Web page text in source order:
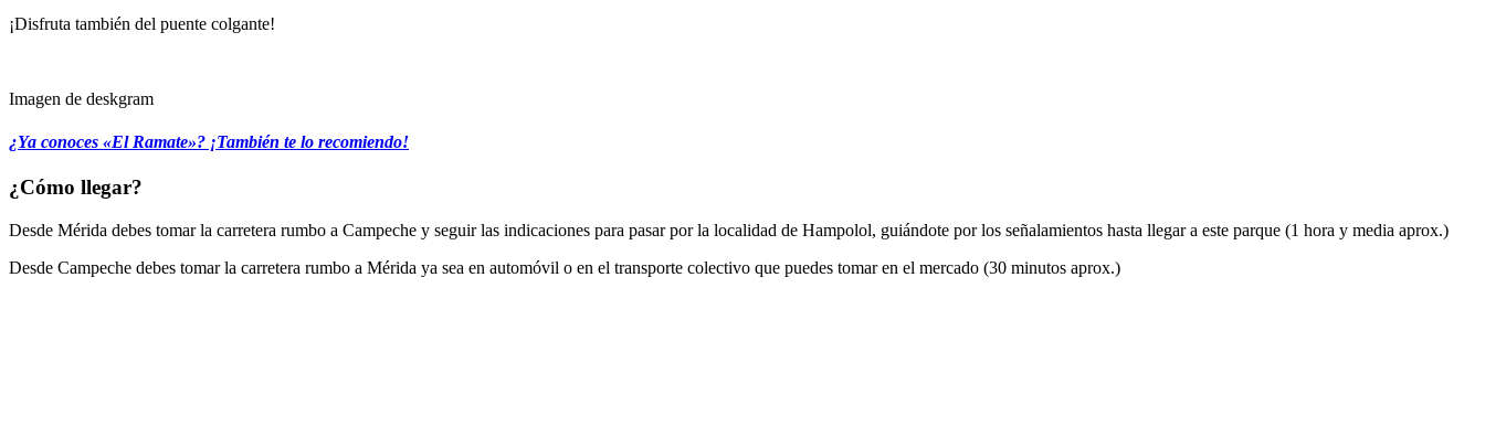
¡Disfruta también del puente colgante!
Imagen de deskgram
¿Ya conoces «El Ramate»? ¡También te lo recomiendo!
¿Cómo llegar?
Desde Mérida debes tomar la carretera rumbo a Campeche y seguir las indicaciones para pasar por la localidad de Hampolol, guiándote por los señalamientos hasta llegar a este parque (1 hora y media aprox.)
Desde Campeche debes tomar la carretera rumbo a Mérida ya sea en automóvil o en el transporte colectivo que puedes tomar en el mercado (30 minutos aprox.)